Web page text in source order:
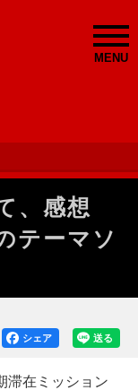
MENU
、感想
テーマソ
送る
シェア
滞在ミッション